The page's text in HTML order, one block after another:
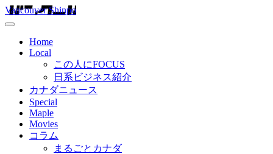
Vancouver Shinpo
Home
Local
この人にFOCUS
日系ビジネス紹介
カナダニュース
Special
Maple
Movies
コラム
まるごとカナダ